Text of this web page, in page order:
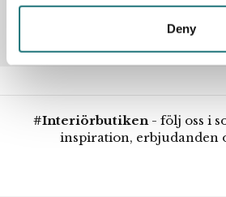
Deny
#Interiörbutiken- följ oss i
inspiration, erbjudanden